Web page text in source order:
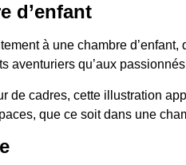
d’enfant
à une chambre
aventuriers qu’aux
de cadres, cette illustration
que ce soit dans une